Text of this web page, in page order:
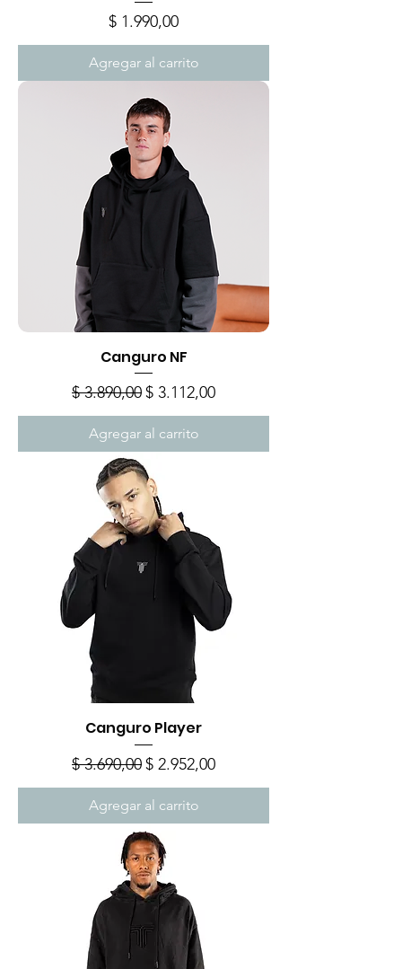
Precio
$ 1.990,00
Agregar al carrito
Canguro NF
Precio
$ 3.890,00Precio de oferta
$ 3.112,00
Agregar al carrito
Canguro Player
Precio
$ 3.690,00Precio de oferta
$ 2.952,00
Agregar al carrito